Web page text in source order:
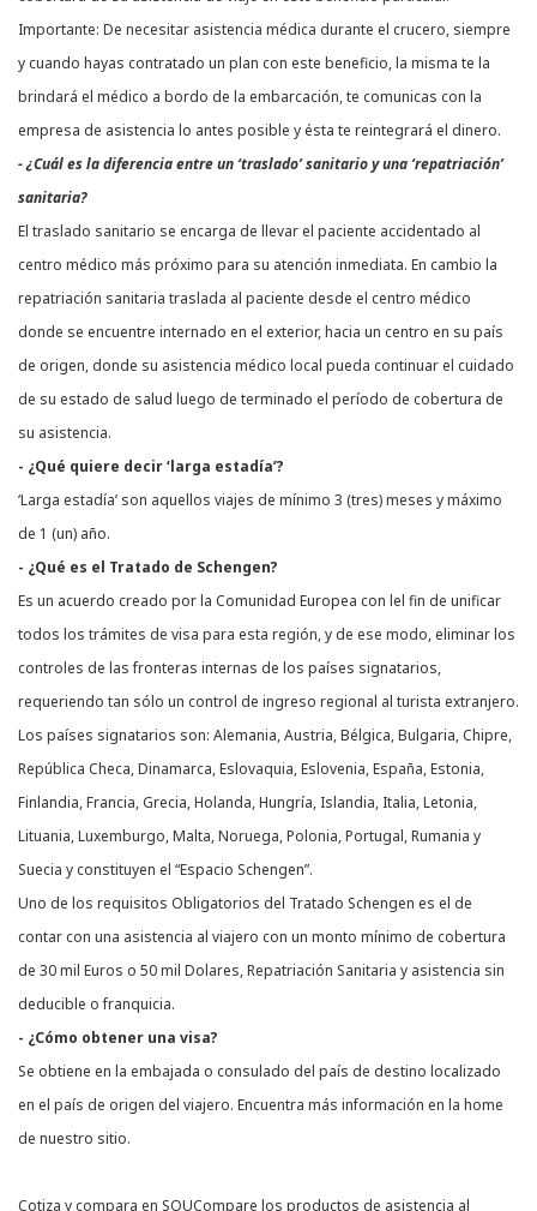
Importante: De necesitar asistencia médica durante el crucero, siempre
y cuando hayas contratado un plan con este beneficio, la misma te la
brindará el médico a bordo de la embarcación, te comunicas con la
empresa de asistencia lo antes posible y ésta te reintegrará el dinero.
- ¿Cuál es la diferencia entre un ‘traslado’ sanitario y una ‘repatriación’
sanitaria?
El traslado sanitario se encarga de llevar el paciente accidentado al
centro médico más próximo para su atención inmediata. En cambio la
repatriación sanitaria traslada al paciente desde el centro médico
donde se encuentre internado en el exterior, hacia un centro en su país
de origen, donde su asistencia médico local pueda continuar el cuidado
de su estado de salud luego de terminado el período de cobertura de
su asistencia.
- ¿Qué quiere decir ‘larga estadía’?
‘Larga estadía’ son aquellos viajes de mínimo 3 (tres) meses y máximo
de 1 (un) año.
- ¿Qué es el Tratado de Schengen?
Es un acuerdo creado por la Comunidad Europea con lel fin de unificar
todos los trámites de visa para esta región, y de ese modo, eliminar los
controles de las fronteras internas de los países signatarios,
requeriendo tan sólo un control de ingreso regional al turista extranjero.
Los países signatarios son: Alemania, Austria, Bélgica, Bulgaria, Chipre,
República Checa, Dinamarca, Eslovaquia, Eslovenia, España, Estonia,
Finlandia, Francia, Grecia, Holanda, Hungría, Islandia, Italia, Letonia,
Lituania, Luxemburgo, Malta, Noruega, Polonia, Portugal, Rumania y
Suecia y constituyen el “Espacio Schengen”.
Uno de los requisitos Obligatorios del Tratado Schengen es el de
contar con una asistencia al viajero con un monto mínimo de cobertura
de 30 mil Euros o 50 mil Dolares, Repatriación Sanitaria y asistencia sin
deducible o franquicia.
- ¿Cómo obtener una visa?
Se obtiene en la embajada o consulado del país de destino localizado
en el país de origen del viajero. Encuentra más información en la home
de nuestro sitio.
Cotiza y compara en SOUCompare los productos de asistencia al